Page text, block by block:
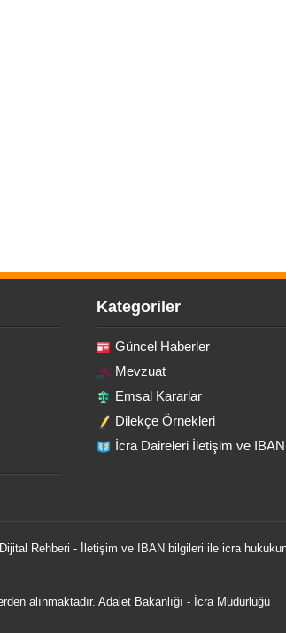
Kategoriler
Güncel Haberler
Mevzuat
Emsal Kararlar
Dilekçe Örnekleri
İcra Daireleri İletişim ve IBAN
Rehberi - İletişim ve IBAN bilgileri ile icra
alınmaktadır. Adalet Bakanlığı - İcra Müdürlüğü